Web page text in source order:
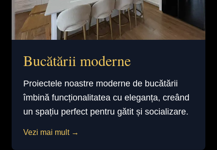
Bucătării moderne
Proiectele noastre moderne de bucătării
îmbină funcționalitatea cu eleganța, creând
un spațiu perfect pentru gătit și socializare.
Vezi mai mult →